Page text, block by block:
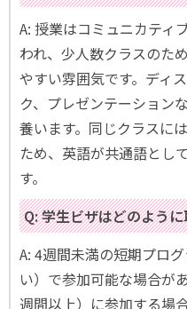
A: 授業はコミュニカティ
われ、少人数クラスのた
やすい雰囲気です。ディ
ク、プレゼンテーション
養います。同じクラスに
ため、英語が共通語とし
す。
Q: 学生ビザはどのよう
A: 4週間未満の短期プロ
い）で参加可能な場合が
週間以上）に参加する場